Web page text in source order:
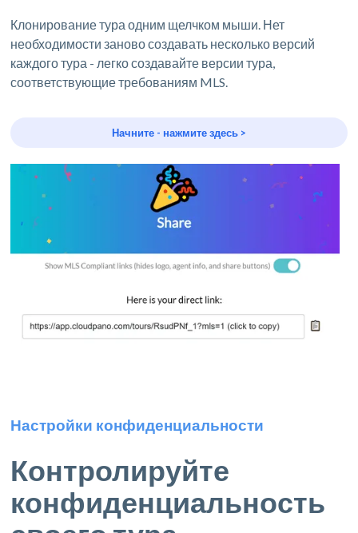
Клонирование тура одним щелчком мыши. Нет
необходимости заново создавать несколько версий
каждого тура - легко создавайте версии тура,
соответствующие требованиям MLS.
Начните - нажмите здесь >
Настройки конфиденциальности
Контролируйте
конфиденциальность